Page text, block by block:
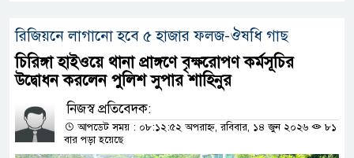
রিজিয়নে লাগানো হবে ৫ হাজার ফলজ-ঔষধি গাছ
চিরিঙ্গা হাইওয়ে থানা প্রাঙ্গণে বৃক্ষরোপণ কর্মসূচির
উদ্বোধন করলেন পুলিশ সুপার শাহিনুর
নিজস্ব প্রতিবেদক:
আপডেট সময় : ০৮:১২:৫২ অপরাহ্ন, রবিবার, ১৪ জুন ২০২৬
৮১
বার পড়া হয়েছে